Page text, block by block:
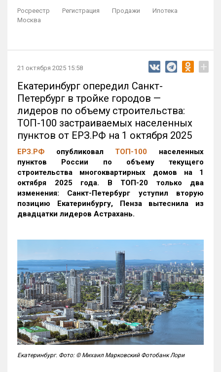
Росреестр Регистрация Продажи
Ипотека
Москва
21 октября 2025 15:58 +
Екатеринбург опередил Санкт-
Петербург в тройке городов —
лидеров по объему строительства:
ТОП-100 застраиваемых населенных
пунктов от ЕРЗ.РФ на 1 октября 2025
ЕРЗ.РФ опубликовал ТОП-100 населенных
пунктов России по объему текущего
строительства многоквартирных домов на 1
октября 2025 года. В ТОП-20 только два
изменения: Санкт-Петербург уступил вторую
позицию Екатеринбургу, Пенза вытеснила из
двадцатки лидеров Астрахань.
Екатеринбург. Фото: © Михаил Марковский Фотобанк Лори